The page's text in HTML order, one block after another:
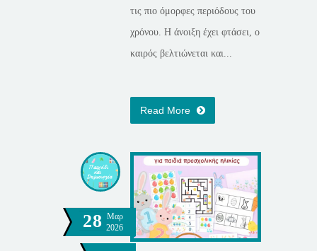
τις πιο όμορφες περιόδους του
χρόνου. Η άνοιξη έχει φτάσει, ο
καιρός βελτιώνεται και...
Read More
28 Μαρ
2026